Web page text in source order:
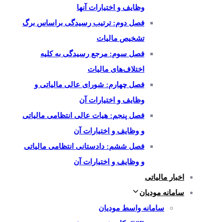
وظایف و اختیارات آنها
فصل دوم: ترتیب رسیدگی براساس برگ
تشخیص مالیات
فصل سوم: مرجع رسیدگی به کلیه
اختلاف‌های مالیات
فصل چهارم: شورای عالی مالیاتی و
وظایف و اختیارات آن
فصل پنجم: هیات عالی انتظامی مالیاتی
و وظایف و اختیارات آن
فصل ششم: دادستانی انتظامی مالیاتی
و وظایف و اختیارات آن
اخبار مالیاتی
سامانه مودیان
سامانه واسط مودیان